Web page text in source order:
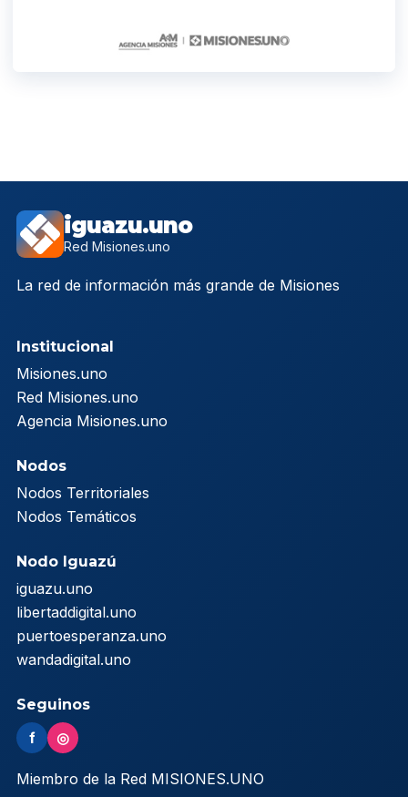
iguazu.uno
Red Misiones.uno
La red de información más grande de Misiones
Institucional
Misiones.uno
Red Misiones.uno
Agencia Misiones.uno
Nodos
Nodos Territoriales
Nodos Temáticos
Nodo Iguazú
iguazu.uno
libertaddigital.uno
puertoesperanza.uno
wandadigital.uno
Seguinos
f ◎
Miembro de la Red MISIONES.UNO